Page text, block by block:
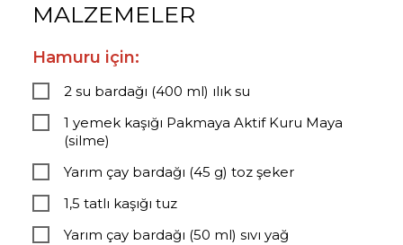
MALZEMELER
Hamuru için:
2 su bardağı (400 ml) ılık su
1 yemek kaşığı Pakmaya Aktif Kuru Maya
(silme)
Yarım çay bardağı (45 g) toz şeker
1,5 tatlı kaşığı tuz
Yarım çay bardağı (50 ml) sıvı yağ